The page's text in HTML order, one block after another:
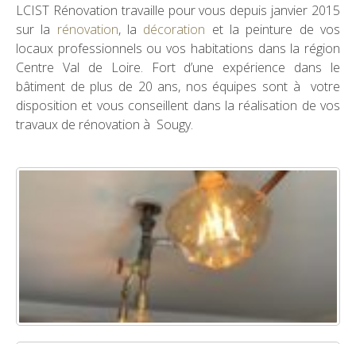
LCIST Rénovation travaille pour vous depuis janvier 2015
sur la rénovation, la décoration et la peinture de vos
locaux professionnels ou vos habitations dans la région
Centre Val de Loire. Fort d’une expérience dans le
bâtiment de plus de 20 ans, nos équipes sont à votre
disposition et vous conseillent dans la réalisation de vos
travaux de rénovation à Sougy.